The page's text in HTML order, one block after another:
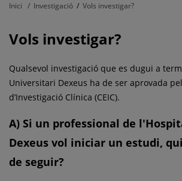
Inici Investigació Vols investigar?
Vols investigar?
Qualsevol investigació que es dugui a
Universitari Dexeus ha de ser aprovada
d’Investigació Clínica (CEIC).
A) Si un professional de
Dexeus vol iniciar un estudi,
de seguir?